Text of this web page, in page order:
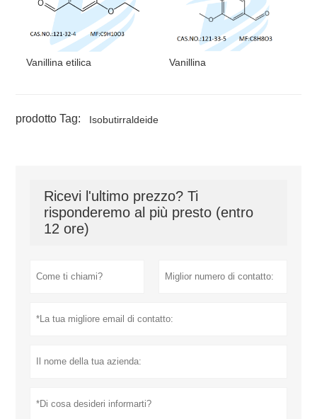
Vanillina etilica Vanillina
prodotto Tag: Isobutirraldeide
Ricevi l'ultimo prezzo? Ti
risponderemo al più presto (entro
12 ore)